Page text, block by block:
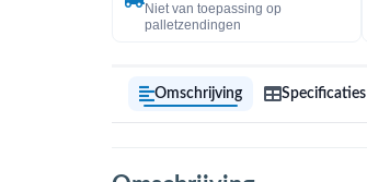
Niet van toepassing op
palletzendingen
Omschrijving Specificaties